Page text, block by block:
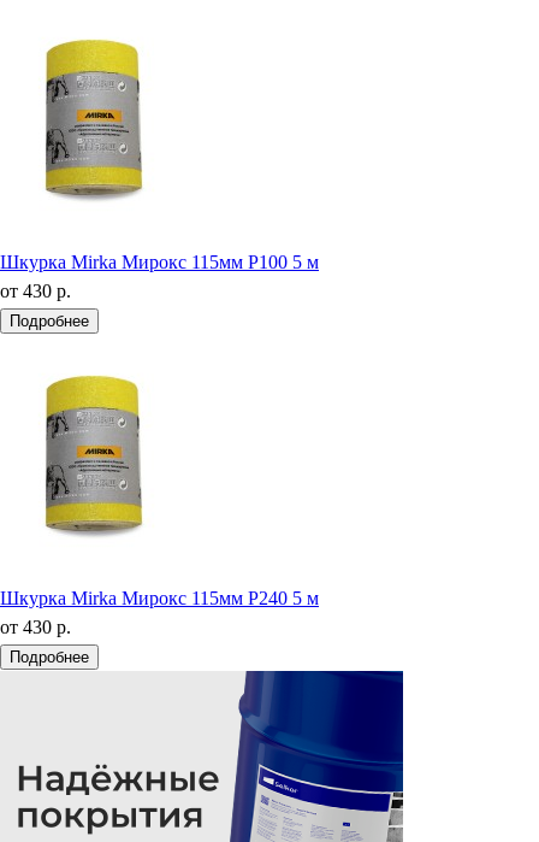
Шкурка Mirka Мирокс 115мм Р100 5 м
от 430 р.
Подробнее
Шкурка Mirka Мирокс 115мм Р240 5 м
от 430 р.
Подробнее